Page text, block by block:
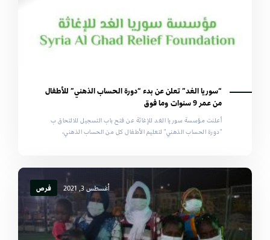
“سوريا الغد” تعلن عن بدء “دورة الحساب الذهني” للأطفال
من عمر 9 سنوات وما فوق
أعلنت مؤسسة سوريا الغد للإغاثة عن فتح باب التسجيل للالتحاق ب
"دورة الحساب الذهني" لتعليم الأطفال كل من الحساب الذهني،
أغسطس 3, 2021 فرص